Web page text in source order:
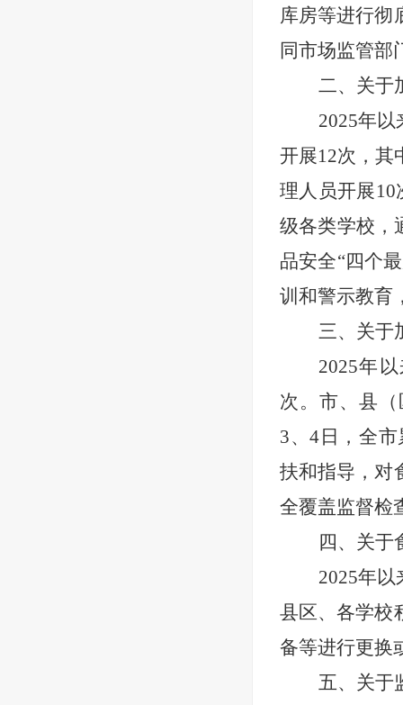
库房等进行彻
同市场监管部
二、关于
2025年以
开展12次，其
理人员开展10
级各类学校，
品安全“四个
训和警示教育
三、关于
2025年
次。市、县
3、4日，全
扶和指导，对
全覆盖监督检
四、关于
2025年
县区、各学校
备等进行更换
五、关于